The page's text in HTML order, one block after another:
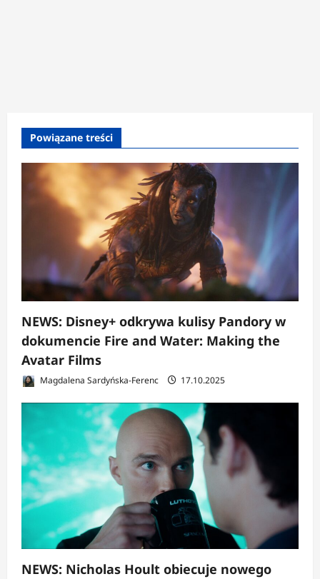
Powiązane treści
NEWS: Disney+ odkrywa kulisy Pandory w
dokumencie Fire and Water: Making the
Avatar Films
Magdalena Sardyńska-Ferenc 17.10.2025
NEWS: Nicholas Hoult obiecuje nowego